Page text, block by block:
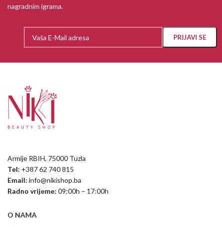
nagradnim igrama.
Armije RBIH, 75000 Tuzla
Tel: +387 62 740 815
Email: info@nikishop.ba
Radno vrijeme: 09:00h – 17:00h
O NAMA